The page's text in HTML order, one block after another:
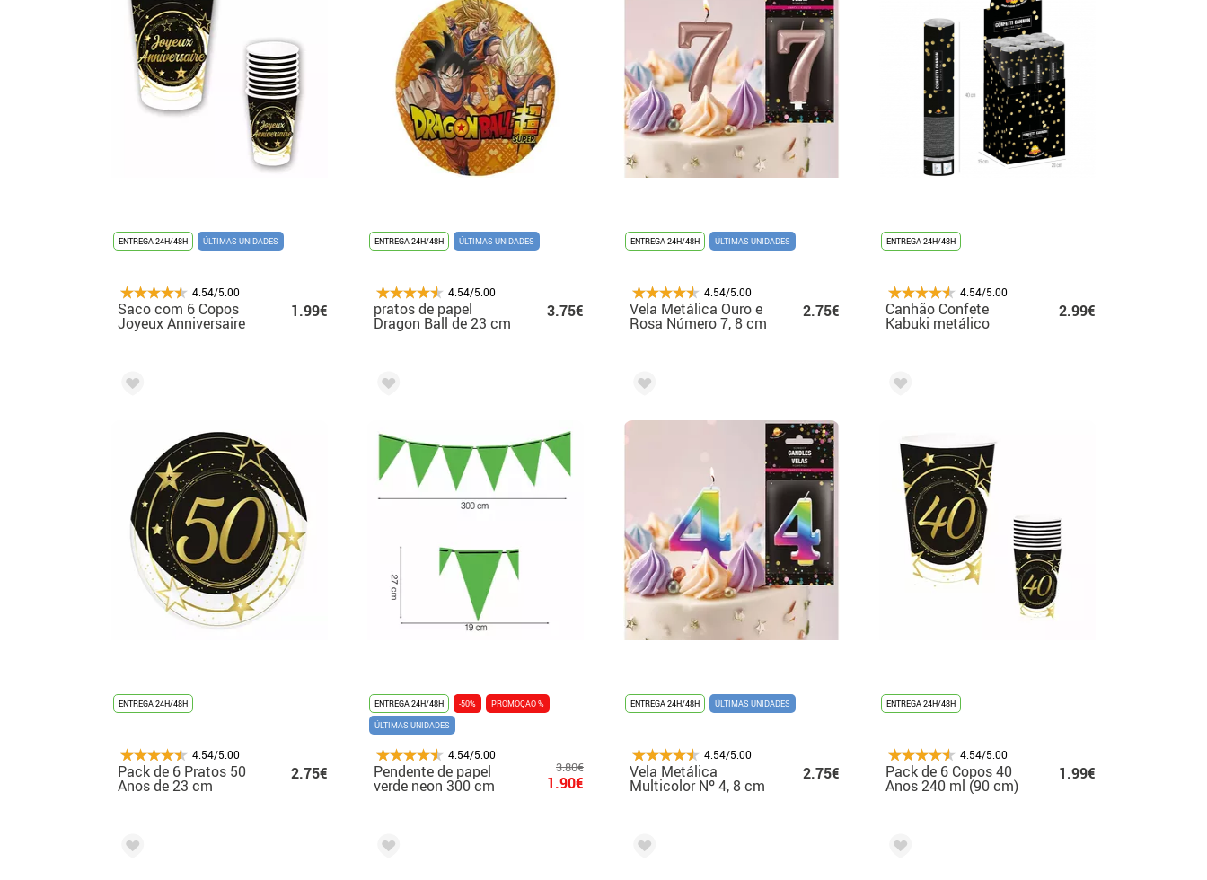
ENTREGA 24H/48H ÚLTIMAS UNIDADES
4.54/5.00
Saco com 6 Copos
Joyeux Anniversaire
de 240 ml-9 cms
1.99€
ENTREGA 24H/48H ÚLTIMAS UNIDADES
4.54/5.00
pratos de papel
Dragon Ball de 23 cm
3.75€
ENTREGA 24H/48H ÚLTIMAS UNIDADES
4.54/5.00
Vela Metálica Ouro e
Rosa Número 7, 8 cm
2.75€
ENTREGA 24H/48H
4.54/5.00
Canhão Confete
Kabuki metálico
2.99€
ENTREGA 24H/48H
4.54/5.00
Pack de 6 Pratos 50
Anos de 23 cm
2.75€
ENTREGA 24H/48H -50%
PROMOÇAO %
ÚLTIMAS UNIDADES
4.54/5.00
Pendente de papel
verde neon 300 cm
3.80€
1.90€
ENTREGA 24H/48H ÚLTIMAS UNIDADES
4.54/5.00
Vela Metálica
Multicolor Nº 4, 8 cm
2.75€
ENTREGA 24H/48H
4.54/5.00
Pack de 6 Copos 40
Anos 240 ml (90 cm)
1.99€